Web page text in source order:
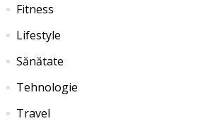
Fitness
Lifestyle
Sănătate
Tehnologie
Travel